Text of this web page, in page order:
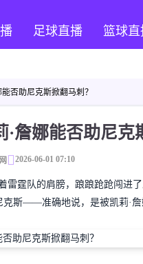
足球直播 篮球直
否助尼克斯掀翻马刺？
詹娜能否助尼克
2026-06-01 07:10
霆队的肩膀，踉踉跄跄闯进
克斯——准确地说，是被凯莉·